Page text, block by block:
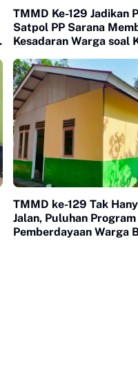
TMMD Ke-129 Jadikan
Satpol PP Sarana
Kesadaran Warga soal
TMMD ke-129 Tak
Jalan, Puluhan Program
Pemberdayaan Warga